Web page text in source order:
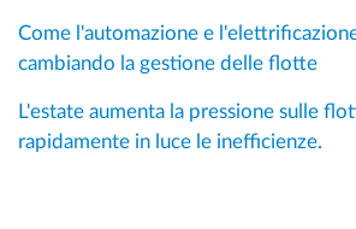
Come l'automazione e
cambiando la gestione delle flotte
L'estate aumenta la pressione sulle
rapidamente in luce le inefficienze.